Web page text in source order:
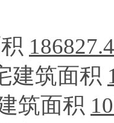
建筑面积
筑面积